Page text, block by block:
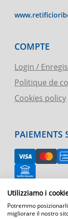
COMPTE
Login /
Politique de
Cookies policy
PAIEMENTS
RETOUR
Utilizziamo i
Potremmo
migliorare il nostro